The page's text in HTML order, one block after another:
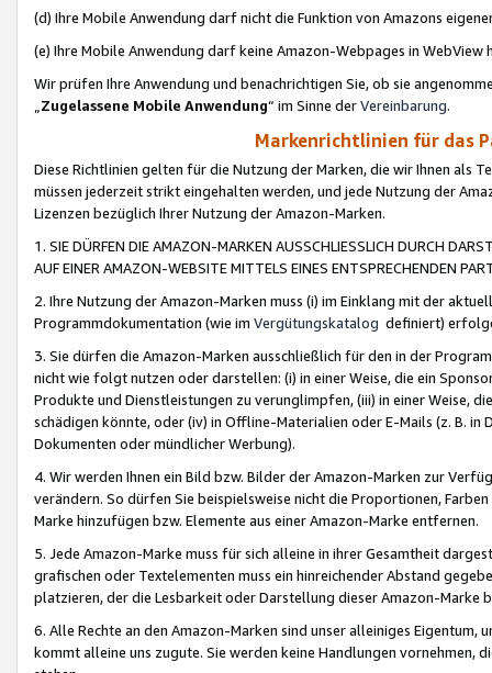
(d) Ihre Mobile Anwendung darf nicht die Funktion von Amazons
(e) Ihre Mobile Anwendung darf keine Amazon-Webpages in WebView
Wir prüfen Ihre Anwendung und benachrichtigen Sie, ob sie
„Zugelassene Mobile Anwendung“ im Sinne derVereinbarung.
Markenrichtlinien für das
Diese Richtlinien gelten für die Nutzung der Marken, die wir Ihnen als
müssen jederzeit strikt eingehalten werden, und jede Nutzung der
Lizenzen bezüglich Ihrer Nutzung der Amazon-Marken.
1. SIE DÜRFEN DIE AMAZON-MARKEN AUSSCHLIESSLICH DURCH
AUF EINER AMAZON-WEBSITE MITTELS EINES ENTSPRECHENDEN
2. Ihre Nutzung der Amazon-Marken muss (i) im Einklang mit der
Programmdokumentation (wie im Vergütungskatalog definiert)
3. Sie dürfen die Amazon-Marken ausschließlich für den in der
nicht wie folgt nutzen oder darstellen: (i) in einer Weise, die ein
Produkte und Dienstleistungen zu verunglimpfen, (iii) in einer Weise,
schädigen könnte, oder (iv) in Offline-Materialien oder E-Mails (z. B. in
Dokumenten oder mündlicher Werbung).
4. Wir werden Ihnen ein Bild bzw. Bilder der Amazon-Marken zur
verändern. So dürfen Sie beispielsweise nicht die Proportionen,
Marke hinzufügen bzw. Elemente aus einer Amazon-Marke entfernen.
5. Jede Amazon-Marke muss für sich alleine in ihrer Gesamtheit
grafischen oder Textelementen muss ein hinreichender Abstand
platzieren, der die Lesbarkeit oder Darstellung dieser Amazon-Marke
6. Alle Rechte an den Amazon-Marken sind unser alleiniges
kommt alleine uns zugute. Sie werden keine Handlungen vornehmen,